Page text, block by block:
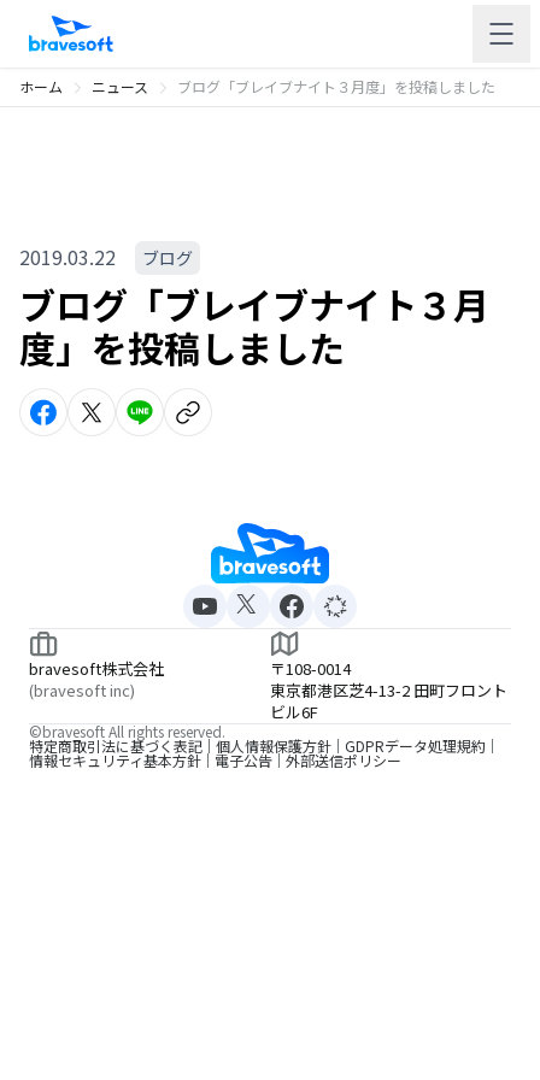
ホーム ニュース ブログ「ブレイブナイト３月度」を投稿しました
2019.03.22 ブログ
ブログ「ブレイブナイト３月
度」を投稿しました
bravesoft株式会社
(bravesoft inc)
〒108-0014
東京都港区芝4-13-2 田町フロント
ビル6F
特定商取引法に基づく表記 個人情報保護方針 GDPRデータ処理規約
情報セキュリティ基本方針 電子公告 外部送信ポリシー
©bravesoft All rights reserved.